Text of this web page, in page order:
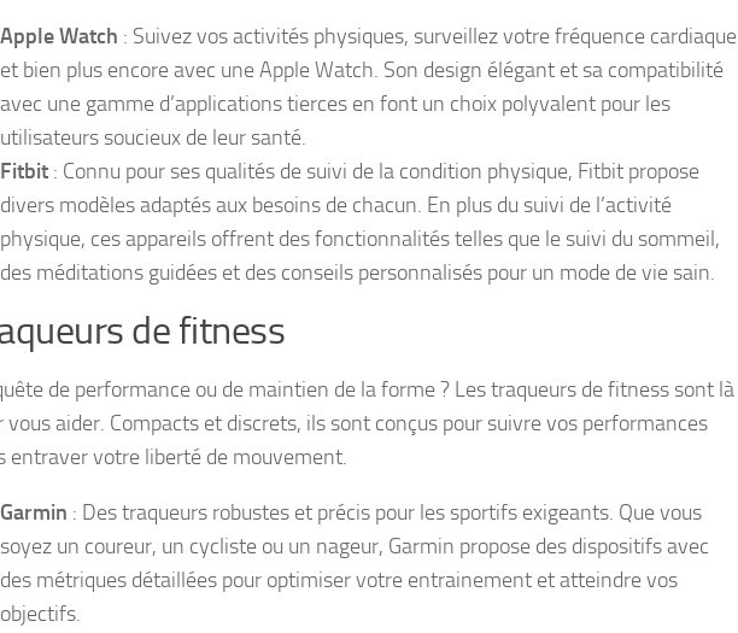
Apple Watch : Suivez vos activités physiques, surveillez votre fréquence cardiaque
et bien plus encore avec une Apple Watch. Son design élégant et sa compatibilité
avec une gamme d’applications tierces en font un choix polyvalent pour les
utilisateurs soucieux de leur santé.
Fitbit : Connu pour ses qualités de suivi de la condition physique, Fitbit propose
divers modèles adaptés aux besoins de chacun. En plus du suivi de l’activité
physique, ces appareils offrent des fonctionnalités telles que le suivi du sommeil,
des méditations guidées et des conseils personnalisés pour un mode de vie sain.
de fitness
de performance ou de maintien de la forme ? Les traqueurs de fitness sont là
vous aider. Compacts et discrets, ils sont conçus pour suivre vos performances
entraver votre liberté de mouvement.
Garmin : Des traqueurs robustes et précis pour les sportifs exigeants. Que vous
soyez un coureur, un cycliste ou un nageur, Garmin propose des dispositifs avec
des métriques détaillées pour optimiser votre entrainement et atteindre vos
objectifs.